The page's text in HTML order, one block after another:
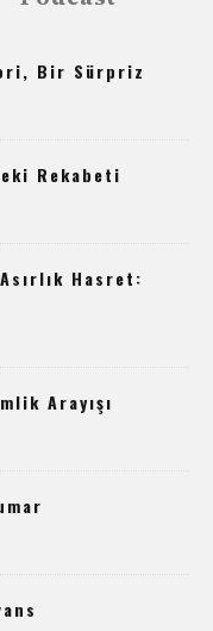
Bir Sürpriz
Rekabeti
Hasret:
Arayışı